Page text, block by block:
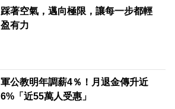
踩著空氣，邁向極限，讓每一步都輕
盈有力
軍公教明年調薪4％！月退金傳升近
6%「近55萬人受惠」